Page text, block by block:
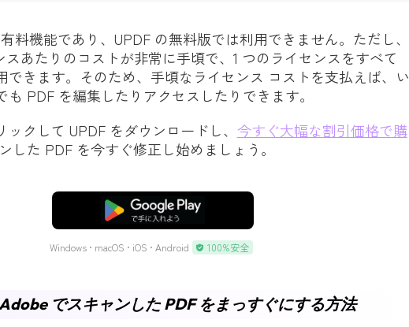
料機能であり、UPDF の無料版では利用できません。ただし、
スあたりのコストが非常に手頃で、1 つのライセンスをすべて
できます。そのため、手頃なライセンス コストを支払えば、い
も PDF を編集したりアクセスしたりできます。
クして UPDF をダウンロードし、 今すぐ大幅な割引価格で購
した PDF を今すぐ修正し始めましょう。
無料ダウンロード
Windows • macOS • iOS • Android 100%安全
でスキャンした PDF をまっすぐにする方法